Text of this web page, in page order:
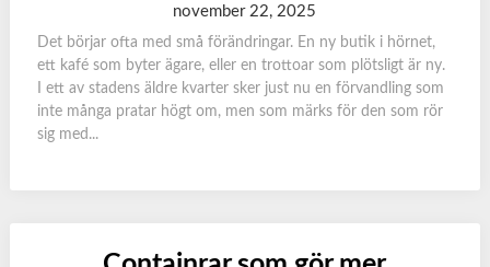
november 22, 2025
Det börjar ofta med små förändringar. En ny butik i hörnet,
ett kafé som byter ägare, eller en trottoar som plötsligt är ny.
I ett av stadens äldre kvarter sker just nu en förvandling som
inte många pratar högt om, men som märks för den som rör
sig med...